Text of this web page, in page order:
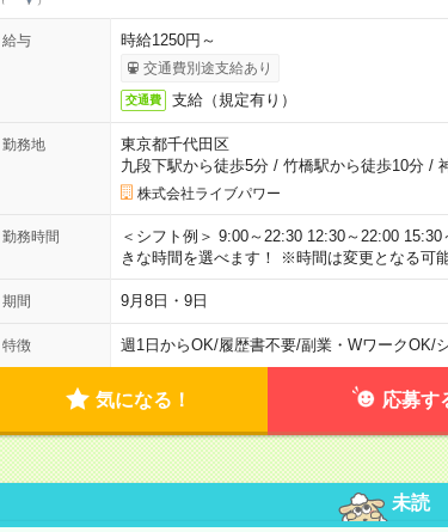
給与 時給1250円～
交通費別途支給あり
交通費 支給（規定有り）
勤務地
東京都千代田区
九段下駅から徒歩5分/ 竹橋駅から徒歩10分/
株式会社ライブパワー
勤務時間
＜シフト例＞ 9:00～22:30 12:30～22:00
きな時間を選べます！ ※時間は変更となる可
期間 9月8日・9日
特徴 週1日からOK/履歴書不要/副業・WワークOK/
気になる！ 応募す
未読